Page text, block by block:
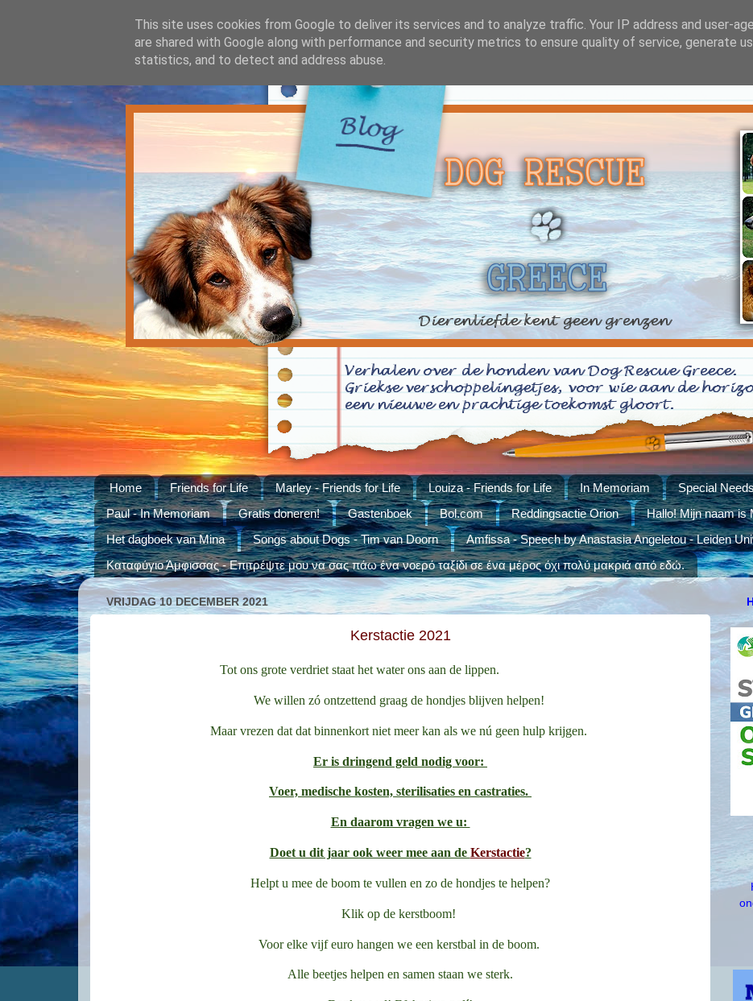
Home Friends for Life Marley - Friends for Life Louiza - Friends for Life In Memoriam
Special
Paul - In Memoriam
Gratis doneren! Gastenboek Bol.com Reddingsactie Orion Hallo! Mijn naam is
Het dagboek van Mina
Songs about Dogs - Tim van Doorn
Amfissa - Speech by Anastasia Angeletou - Leiden
Καταφύγιο Άμφισσας - Επιτρέψτε μου να σας πάω ένα νοερό ταξίδι σε ένα μέρος όχι πολύ μακριά από εδώ.
VRIJDAG 10 DECEMBER 2021
Kerstactie 2021
Tot ons grote verdriet staat het water ons aan de lippen.
We willen zó ontzettend graag de hondjes blijven helpen!
Maar vrezen dat dat binnenkort niet meer kan als we nú geen hulp krijgen.
Er is dringend geld nodig voor:
Voer, medische kosten, sterilisaties en castraties.
En daarom vragen we u:
Doet u dit jaar ook weer mee aan de Kerstactie?
Helpt u mee de boom te vullen en zo de hondjes te helpen?
Klik op de kerstboom!
Voor elke vijf euro hangen we een kerstbal in de boom.
Alle beetjes helpen en samen staan we sterk.
This site uses cookies from Google to deliver its services and to analyze traffic. Your IP address and user-
are shared with Google along with performance and security metrics to ensure quality of service, generate
statistics, and to detect and address abuse.